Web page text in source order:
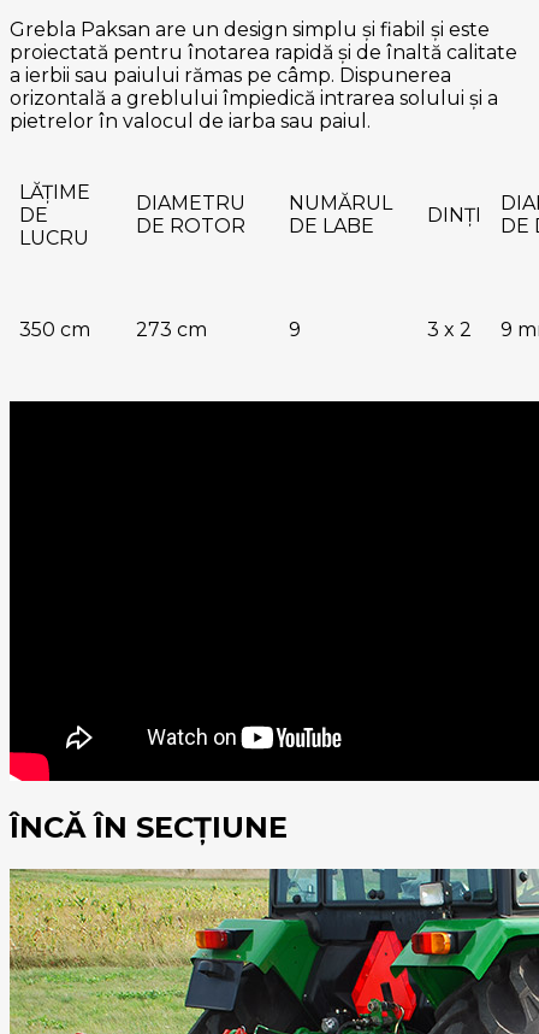
Grebla Paksan are un design simplu și fiabil și este
proiectată pentru înotarea rapidă și de înaltă calitate
a ierbii sau paiului rămas pe câmp. Dispunerea
orizontală a greblului împiedică intrarea solului și a
pietrelor în valocul de iarba sau paiul.
LĂȚIME
DE
LUCRU
DIAMETRU
DE ROTOR
NUMĂRUL
DE LABE
DINȚI
DE
350 cm 273 cm 9 3 x 2 9
ÎNCĂ ÎN SECȚIUNE